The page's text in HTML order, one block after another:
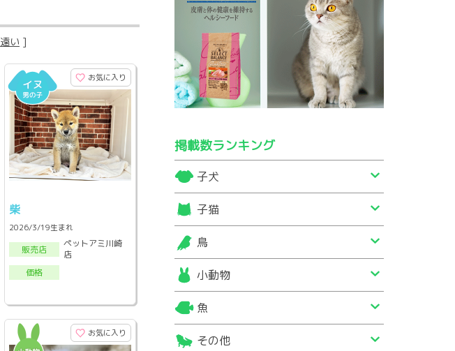
遠い ]
お気に入り
柴
2026/3/19生まれ
販売店
ペットアミ川崎
店
価格
お気に入り
掲載数ランキング
子犬
子猫
鳥
小動物
魚
その他